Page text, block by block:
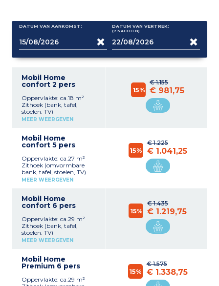
DATUM VAN AANKOMST: DATUM VAN VERTREK:
(7 NACHTEN)
Mobil Home
confort 2 pers
Oppervlakte: ca.18 m²
Zithoek (bank, tafel,
stoelen, TV)
Keukenhoek (4-pits
magnetron, elektrische
koffiezetapparaat)
tweepersoonsbed
(140x190)
Badkamer met douche,
wastafel en toilet
tuinmeubilair
Maximale capaciteit 2
personen
MEER WEERGEVEN
€ 1.155
15% € 981,75
Mobil Home
confort 5 pers
Oppervlakte: ca.27 m²
Zithoek (omvormbare
bank, tafel, stoelen, TV)
Keukenhoek (4-pits
magnetron, elektrische
koffiezetapparaat)
tweepersoonsbed
(140x190)
1 slaapkamer met 2
eenpersoonsbedden (80 x
Badkamer met douche,
wastafel en toilet
Half overdekt terras met
Maximale capaciteit 5
MEER WEERGEVEN
€ 1.225
15% € 1.041,25
Mobil Home
confort 6 pers
Oppervlakte: ca.29 m²
Zithoek (bank, tafel,
stoelen, TV)
Keukenhoek (4-pits
magnetron, elektrische
koffiezetapparaat)
tweepersoonsbed
MEER WEERGEVEN
€ 1.435
15% € 1.219,75
Mobil Home
Premium 6 pers
Oppervlakte: ca.29 m²
€ 1.575
15% € 1.338,75